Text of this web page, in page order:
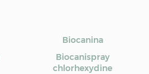
Biocanina
Biocanispray
chlorhexydine